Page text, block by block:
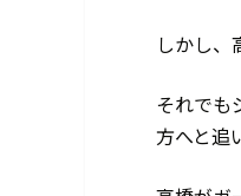
しかし、
それでも
方へと追